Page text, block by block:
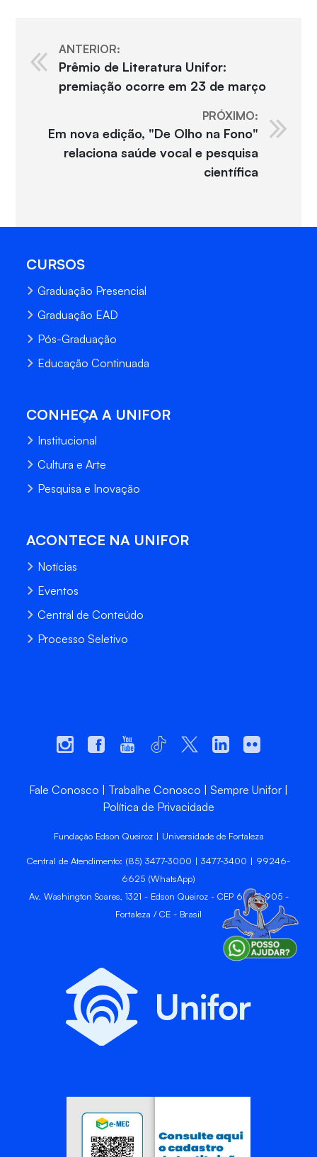
ANTERIOR:
Prêmio de Literatura Unifor:
premiação ocorre em 23 de março
PRÓXIMO:
Em nova edição, "De Olho na Fono"
relaciona saúde vocal e pesquisa
científica
CURSOS
Graduação Presencial
Graduação EAD
Pós-Graduação
Educação Continuada
CONHEÇA A UNIFOR
Institucional
Cultura e Arte
Pesquisa e Inovação
ACONTECE NA UNIFOR
Notícias
Eventos
Central de Conteúdo
Processo Seletivo
Fale Conosco Trabalhe Conosco
Sempre Unifor
Política de Privacidade
Fundação Edson Queiroz | Universidade de Fortaleza
Central de Atendimento: (85) 3477-3000 | 3477-3400 | 99246-
6625 (WhatsApp)
Av. Washington Soares, 1321 - Edson Queiroz - CEP 60811-905 -
Fortaleza / CE - Brasil